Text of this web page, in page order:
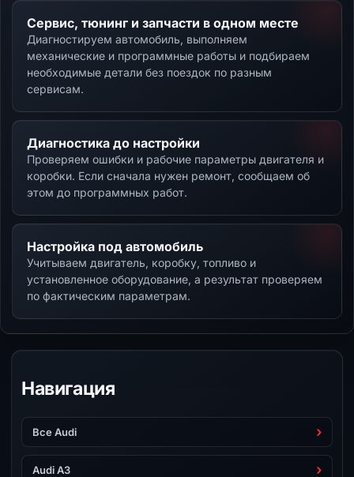
Сервис, тюнинг и запчасти в одном месте
Диагностируем автомобиль, выполняем
механические и программные работы и подбираем
необходимые детали без поездок по разным
сервисам.
Диагностика до настройки
Проверяем ошибки и рабочие параметры двигателя и
коробки. Если сначала нужен ремонт, сообщаем об
этом до программных работ.
Настройка под автомобиль
Учитываем двигатель, коробку, топливо и
установленное оборудование, а результат проверяем
по фактическим параметрам.
Навигация
Все Audi
Audi A3